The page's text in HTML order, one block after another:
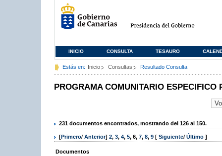
INICIO CONSULTA TESAURO
Estás en: Inicio Consultas Resultado Consulta
PROGRAMA COMUNITARIO ESPECIFICO
231 documentos encontrados, mostrando del 126 al 150.
[Primero/ Anterior] 2, 3, 4, 5, 6, 7, 8, 9 [ Siguiente/ Último ]
Documentos